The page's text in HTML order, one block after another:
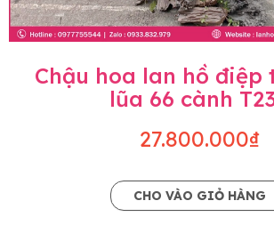
Chậu hoa lan hồ điệp
lũa 66 cành
27.800.000₫
CHO VÀO GIỎ HÀNG